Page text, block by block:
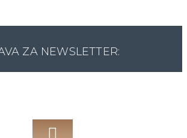
ZA NEWSLETTER: